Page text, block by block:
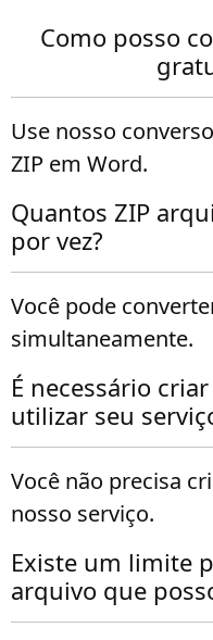
Como posso
Use nosso
ZIP em Word.
Quantos ZIP
por vez?
Você pode
simultaneamente.
É necessário
utilizar seu
Você não precisa
nosso serviço.
Existe um limite
arquivo que